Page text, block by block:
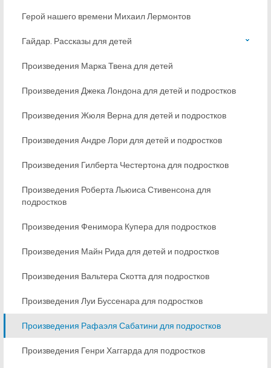
Герой нашего времени Михаил Лермонтов
Гайдар. Рассказы для детей
Произведения Марка Твена для детей
Произведения Джека Лондона для детей и подростков
Произведения Жюля Верна для детей и подростков
Произведения Андре Лори для детей и подростков
Произведения Гилберта Честертона для подростков
Произведения Роберта Льюиса Стивенсона для
подростков
Произведения Фенимора Купера для подростков
Произведения Майн Рида для детей и подростков
Произведения Вальтера Скотта для подростков
Произведения Луи Буссенара для подростков
Произведения Рафаэля Сабатини для подростков
Произведения Генри Хаггарда для подростков